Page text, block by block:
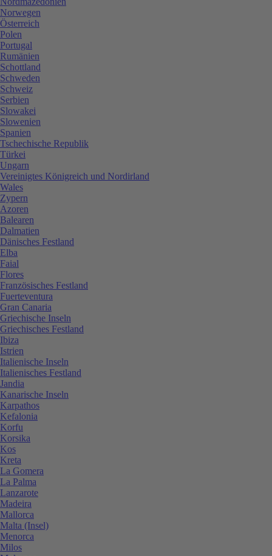
Norwegen
Österreich
Polen
Portugal
Rumänien
Schottland
Schweden
Schweiz
Serbien
Slowakei
Slowenien
Spanien
Tschechische Republik
Türkei
Ungarn
Vereinigtes Königreich und Nordirland
Wales
Zypern
Azoren
Balearen
Dalmatien
Dänisches Festland
Elba
Faial
Flores
Französisches Festland
Fuerteventura
Gran Canaria
Griechische Inseln
Griechisches Festland
Ibiza
Istrien
Italienische Inseln
Italienisches Festland
Jandia
Kanarische Inseln
Karpathos
Kefalonia
Korfu
Korsika
Kos
Kreta
La Gomera
La Palma
Lanzarote
Madeira
Mallorca
Malta (Insel)
Menorca
Milos